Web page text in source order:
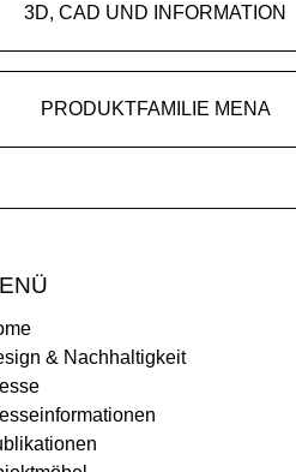
3D, CAD UND INFORMATION
PRODUKTFAMILIE MENA
& Nachhaltigkeit